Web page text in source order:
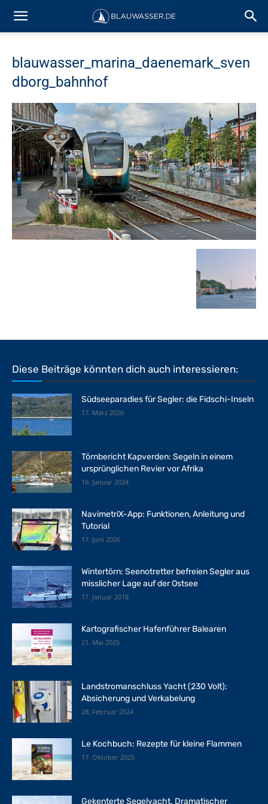
blauwasser_marina_daenemark_sven
dborg_bahnhof
Diese Beiträge könnten dich auch interessieren:
Südseeparadies für Segler: die Fidschi-Inseln
17. März 2026
Törnbericht Kapverden: Segeln in einem
ursprünglichen Revier vor Afrika
16. Januar 2024
NavimetriX-App: Funktionen, Anleitung und
Tutorial
17. Juni 2026
Wintertörn: Seenotretter befreien Segler aus
misslicher Lage auf der Ostsee
17. Januar 2018
Kartografischer Hafenführer Balearen
21. Mai 2025
Landstromanschluss Yacht (230 Volt):
Absicherung und Verkabelung
28. Februar 2024
Le Kochbuch: Rezepte für kleine Flammen
17. Oktober 2025
Gekenterte Segelyacht. Dramatischer